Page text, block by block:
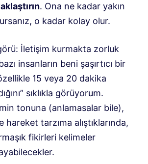
. Ona ne kadar yakın
o kadar kolay olur.
İletişim kurmakta zorluk
insanların beni şaşırtıcı bir
15 veya 20 dakika
sıklıkla görüyorum.
tonuna (anlamasalar bile),
hareket tarzıma alıştıklarında,
fikirleri kelimeler